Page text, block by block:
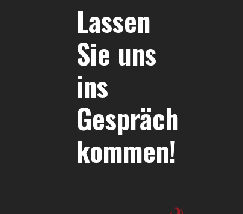
Lassen
Sie uns
ins
Gespräch
kommen!